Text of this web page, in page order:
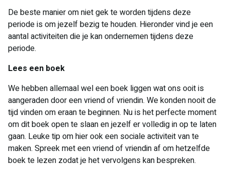
De beste manier om niet gek te worden tijdens deze
periode is om jezelf bezig te houden. Hieronder vind je een
aantal activiteiten die je kan ondernemen tijdens deze
periode.
Lees een boek
We hebben allemaal wel een boek liggen wat ons ooit is
aangeraden door een vriend of vriendin. We konden nooit de
tijd vinden om eraan te beginnen. Nu is het perfecte moment
om dit boek open te slaan en jezelf er volledig in op te laten
gaan. Leuke tip om hier ook een sociale activiteit van te
maken. Spreek met een vriend of vriendin af om hetzelfde
boek te lezen zodat je het vervolgens kan bespreken.